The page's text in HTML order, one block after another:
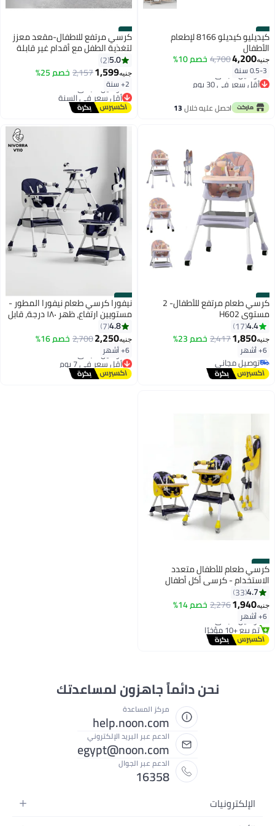
#7 كيديليو كيديلو 8166 لإطعام
الأطفال
جنيه4,200
4,700خصم 10%
0.5-3 سنة
أقل سعر في 30 يوم
توصيل مجاني
أقل سعر في 30 يوماحصل عليه خلال13
#8
كرسي مرتفع للاطفال-مقعد معزز
لتغذية الطفل مع أقدام غير قابلة
للانزلاق وقابلة للتعديل، مزود
بصينية وعجلات، بالإضافة إلى حزام
أمان ومخدة، كود 602-NT
5.0
2
جنيه1,599
2,157خصم 25%
2+ سنة
أقل سعر في السنة
توصيل مجاني
أقل سعر في السنة
#9 كرسي طعام مرتفع للأطفال- 2
مستوي H602
4.4
17
جنيه1,850
2,417خصم 23%
6+ أشهر
توصيل مجاني
توصيل مجاني
#10 نيفورا كرسي طعام نيفورا المطور -
مستويين ارتفاع، ظهر ١٨٠ درجة، قابل
للطي، صينية مزدوجة، وعجلات
بفرامل
4.8
7
جنيه2,250
2,700خصم 16%
6+ أشهر
أقل سعر في 7 يوم
توصيل مجاني
أقل سعر في 7 يوم
#11
كرسي طعام للأطفال متعدد
الاستخدام - كرسي أكل أطفال
عملي قابل للتحويل مع سلة تخزين
وعجلات - Baby High Chair
4.7
33
جنيه1,940
2,276خصم 14%
6+ أشهر أقل سعر في 7 يوم
توصيل مجاني
تم بيع +10 مؤخرًا
أقل سعر في 7 يوم
نحن دائماً جاهزون لمساعدتك
مركز المساعدة
help.noon.com
الدعم عبر البريد الإلكتروني
egypt@noon.com
الدعم عبر الجوال
16358
الإلكترونيات